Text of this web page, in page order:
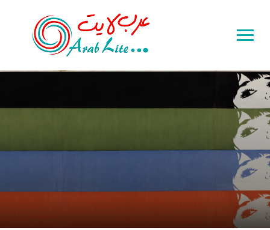
Toggle
&
navigation